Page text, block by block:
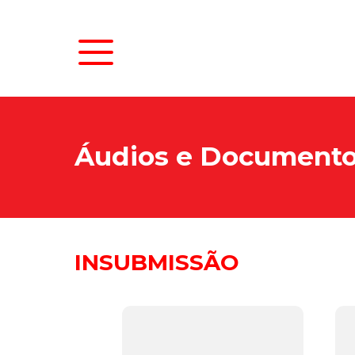
Áudios e
INSUBMISSÃO